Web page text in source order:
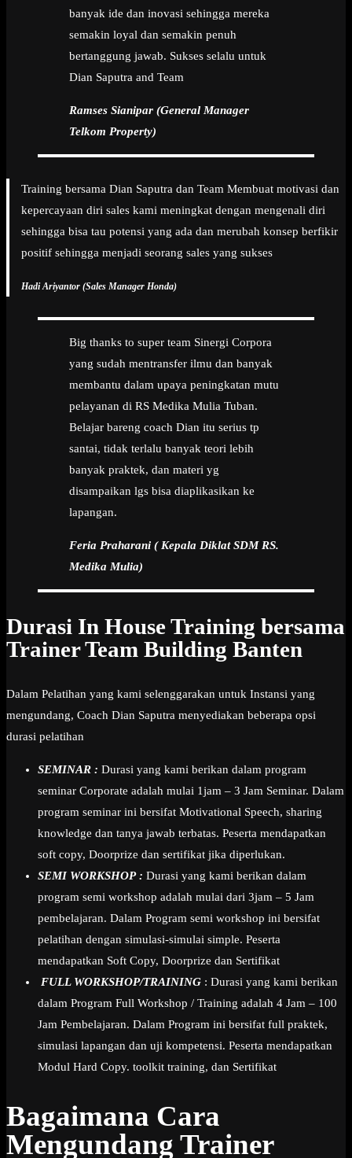
banyak ide dan inovasi sehingga mereka
semakin loyal dan semakin penuh
bertanggung jawab. Sukses selalu untuk
Dian Saputra and Team
Ramses Sianipar (General Manager
Telkom Property)
Training bersama Dian Saputra dan Team Membuat motivasi dan
kepercayaan diri sales kami meningkat dengan mengenali diri
sehingga bisa tau potensi yang ada dan merubah konsep berfikir
positif sehingga menjadi seorang sales yang sukses
Hadi Ariyantor (Sales Manager Honda)
Big thanks to super team Sinergi Corpora
yang sudah mentransfer ilmu dan banyak
membantu dalam upaya peningkatan mutu
pelayanan di RS Medika Mulia Tuban.
Belajar bareng coach Dian itu serius tp
santai, tidak terlalu banyak teori lebih
banyak praktek, dan materi yg
disampaikan lgs bisa diaplikasikan ke
lapangan.
Feria Praharani ( Kepala Diklat SDM RS.
Medika Mulia)
Durasi In House Training bersama
Trainer Team Building Banten
Dalam Pelatihan yang kami selenggarakan untuk Instansi yang
mengundang, Coach Dian Saputra menyediakan beberapa opsi
durasi pelatihan
SEMINAR : Durasi yang kami berikan dalam program
seminar Corporate adalah mulai 1jam – 3 Jam Seminar. Dalam
program seminar ini bersifat Motivational Speech, sharing
knowledge dan tanya jawab terbatas. Peserta mendapatkan
soft copy, Doorprize dan sertifikat jika diperlukan.
SEMI WORKSHOP : Durasi yang kami berikan dalam
program semi workshop adalah mulai dari 3jam – 5 Jam
pembelajaran. Dalam Program semi workshop ini bersifat
pelatihan dengan simulasi-simulai simple. Peserta
mendapatkan Soft Copy, Doorprize dan Sertifikat
FULL WORKSHOP/TRAINING : Durasi yang kami berikan
dalam Program Full Workshop / Training adalah 4 Jam – 100
Jam Pembelajaran. Dalam Program ini bersifat full praktek,
simulasi lapangan dan uji kompetensi. Peserta mendapatkan
Modul Hard Copy. toolkit training, dan Sertifikat
Bagaimana Cara
Mengundang Trainer